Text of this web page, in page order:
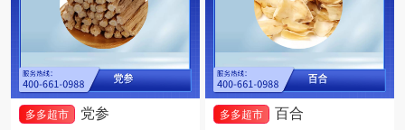
多多超市 党参 多多超市 百合